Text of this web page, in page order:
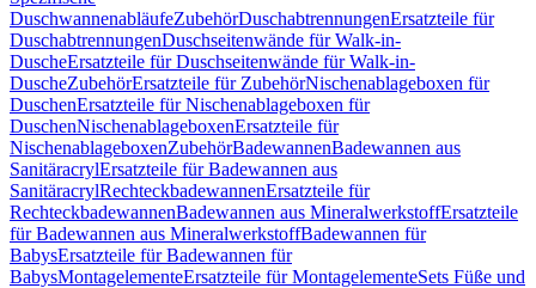
DuschwannenabläufeZubehörDuschabtrennungenErsatzteile für
DuschabtrennungenDuschseitenwände für Walk-in-
DuscheErsatzteile für Duschseitenwände für Walk-in-
DuscheZubehörErsatzteile für ZubehörNischenablageboxen für
DuschenErsatzteile für Nischenablageboxen für
DuschenNischenablageboxenErsatzteile für
NischenablageboxenZubehörBadewannenBadewannen aus
SanitäracrylErsatzteile für Badewannen aus
SanitäracrylRechteckbadewannenErsatzteile für
RechteckbadewannenBadewannen aus MineralwerkstoffErsatzteile
für Badewannen aus MineralwerkstoffBadewannen für
BabysErsatzteile für Badewannen für
BabysMontagelementeErsatzteile für MontagelementeSets Füße und